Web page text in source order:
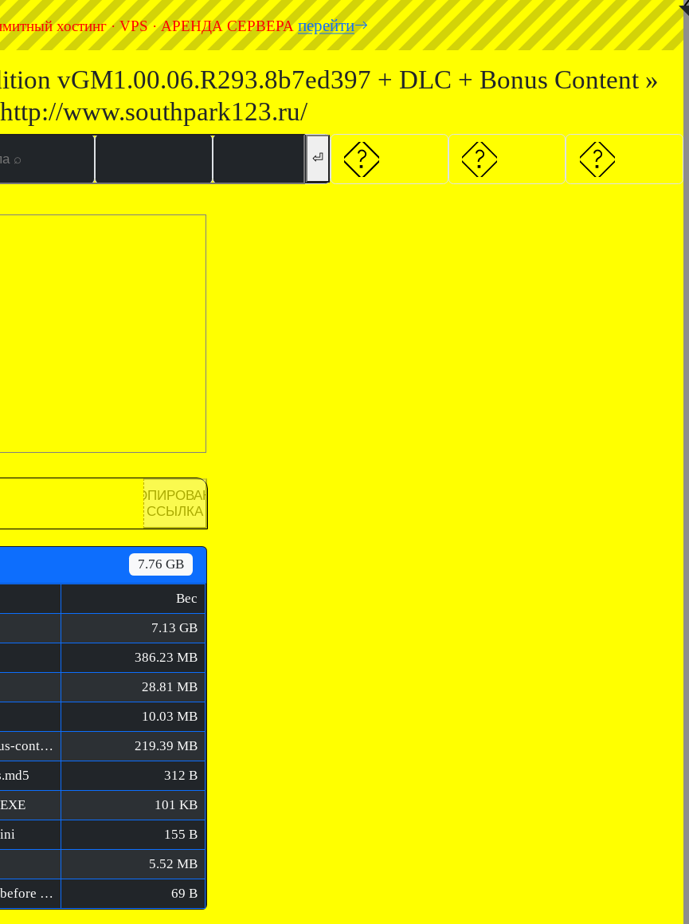
хостинг · VPS · АРЕНДА СЕРВЕРАперейти
vGM1.00.06.R293.8b7ed397 + DLC + Bonus Content »
http://www.southpark123.ru/
◥
⏎
КОПИРОВАНА
ССЫЛКА
7.76 GB
Вес
7.13 GB
386.23 MB
28.81 MB
10.03 MB
Lost Eidolons [FitGirl Repack]/fg-optional-bonus-content.bin
219.39 MB
312 B
101 KB
155 B
5.52 MB
Lost Eidolons [FitGirl Repack]/Verify BIN files before installation.bat
69 B